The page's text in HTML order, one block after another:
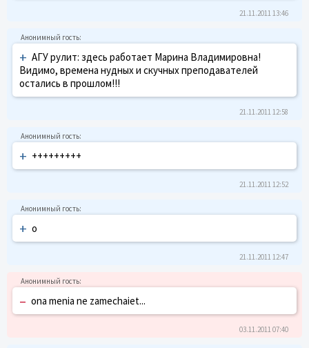
21.11.2011 13:46
+ АГУ рулит: здесь работает Марина Владимировна!
Видимо, времена нудных и скучных преподавателей
остались в прошлом!!!
21.11.2011 12:58
+ +++++++++
21.11.2011 12:52
+ о
21.11.2011 12:47
– ona menia ne zamechaiet...
03.11.2011 07:40